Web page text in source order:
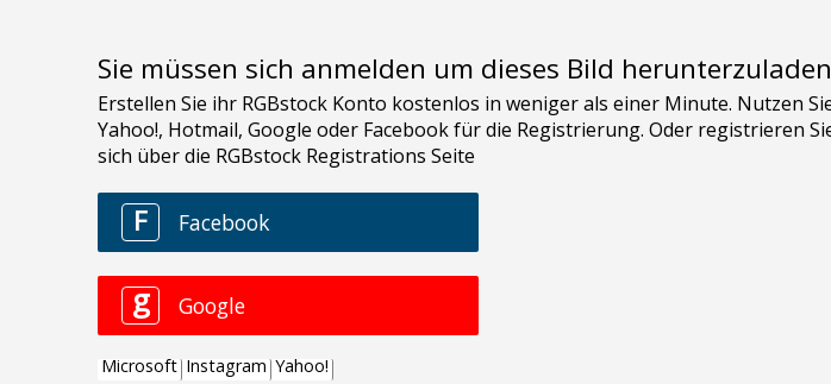
Sie müssen sich anmelden um dieses Bild herunterzuladen